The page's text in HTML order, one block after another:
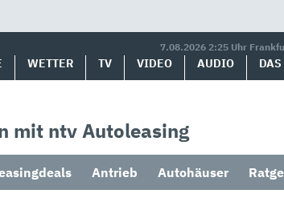
7.08.2026 2:25 Uhr
WETTER TV VIDEO AUDIO
mit ntv Autoleasing
Antrieb Autohäuser